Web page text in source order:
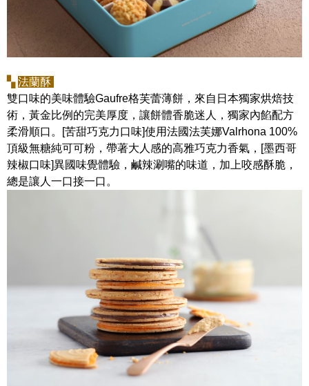
▚法蘭酥
雙口味的美味體驗Gaufre格芙蕾薄餅，來自日本獨家烘焙技
術，黃金比例的完美厚度，讓餅體香脆迷人，獨家內餡配方
柔滑順口。[苦甜巧克力口味]使用法國法芙娜Valrhona 100%
頂級無糖純可可粉，帶著大人感的高雅巧克力香氣，[墨西哥
辣椒口味]異國味覺體驗，鹹辣涮嘴的味道，加上咬感酥脆，
總是讓人一口接一口。